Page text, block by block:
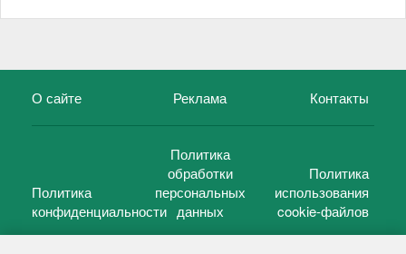
О сайте Реклама Контакты
Политика
конфиденциальности
Политика
обработки
персональных
данных
Политика
использования
cookie-файлов